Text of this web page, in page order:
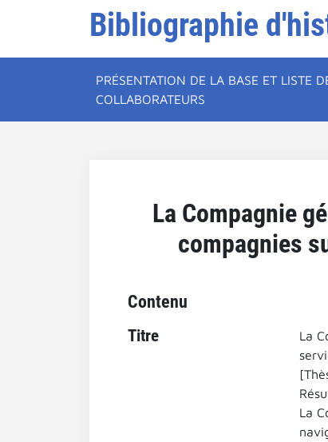
Bibliographie
PRÉSENTATION DE LA BASE ET LISTE
COLLABORATEURS
La Compagnie
compagnies
Contenu
Titre
La
La